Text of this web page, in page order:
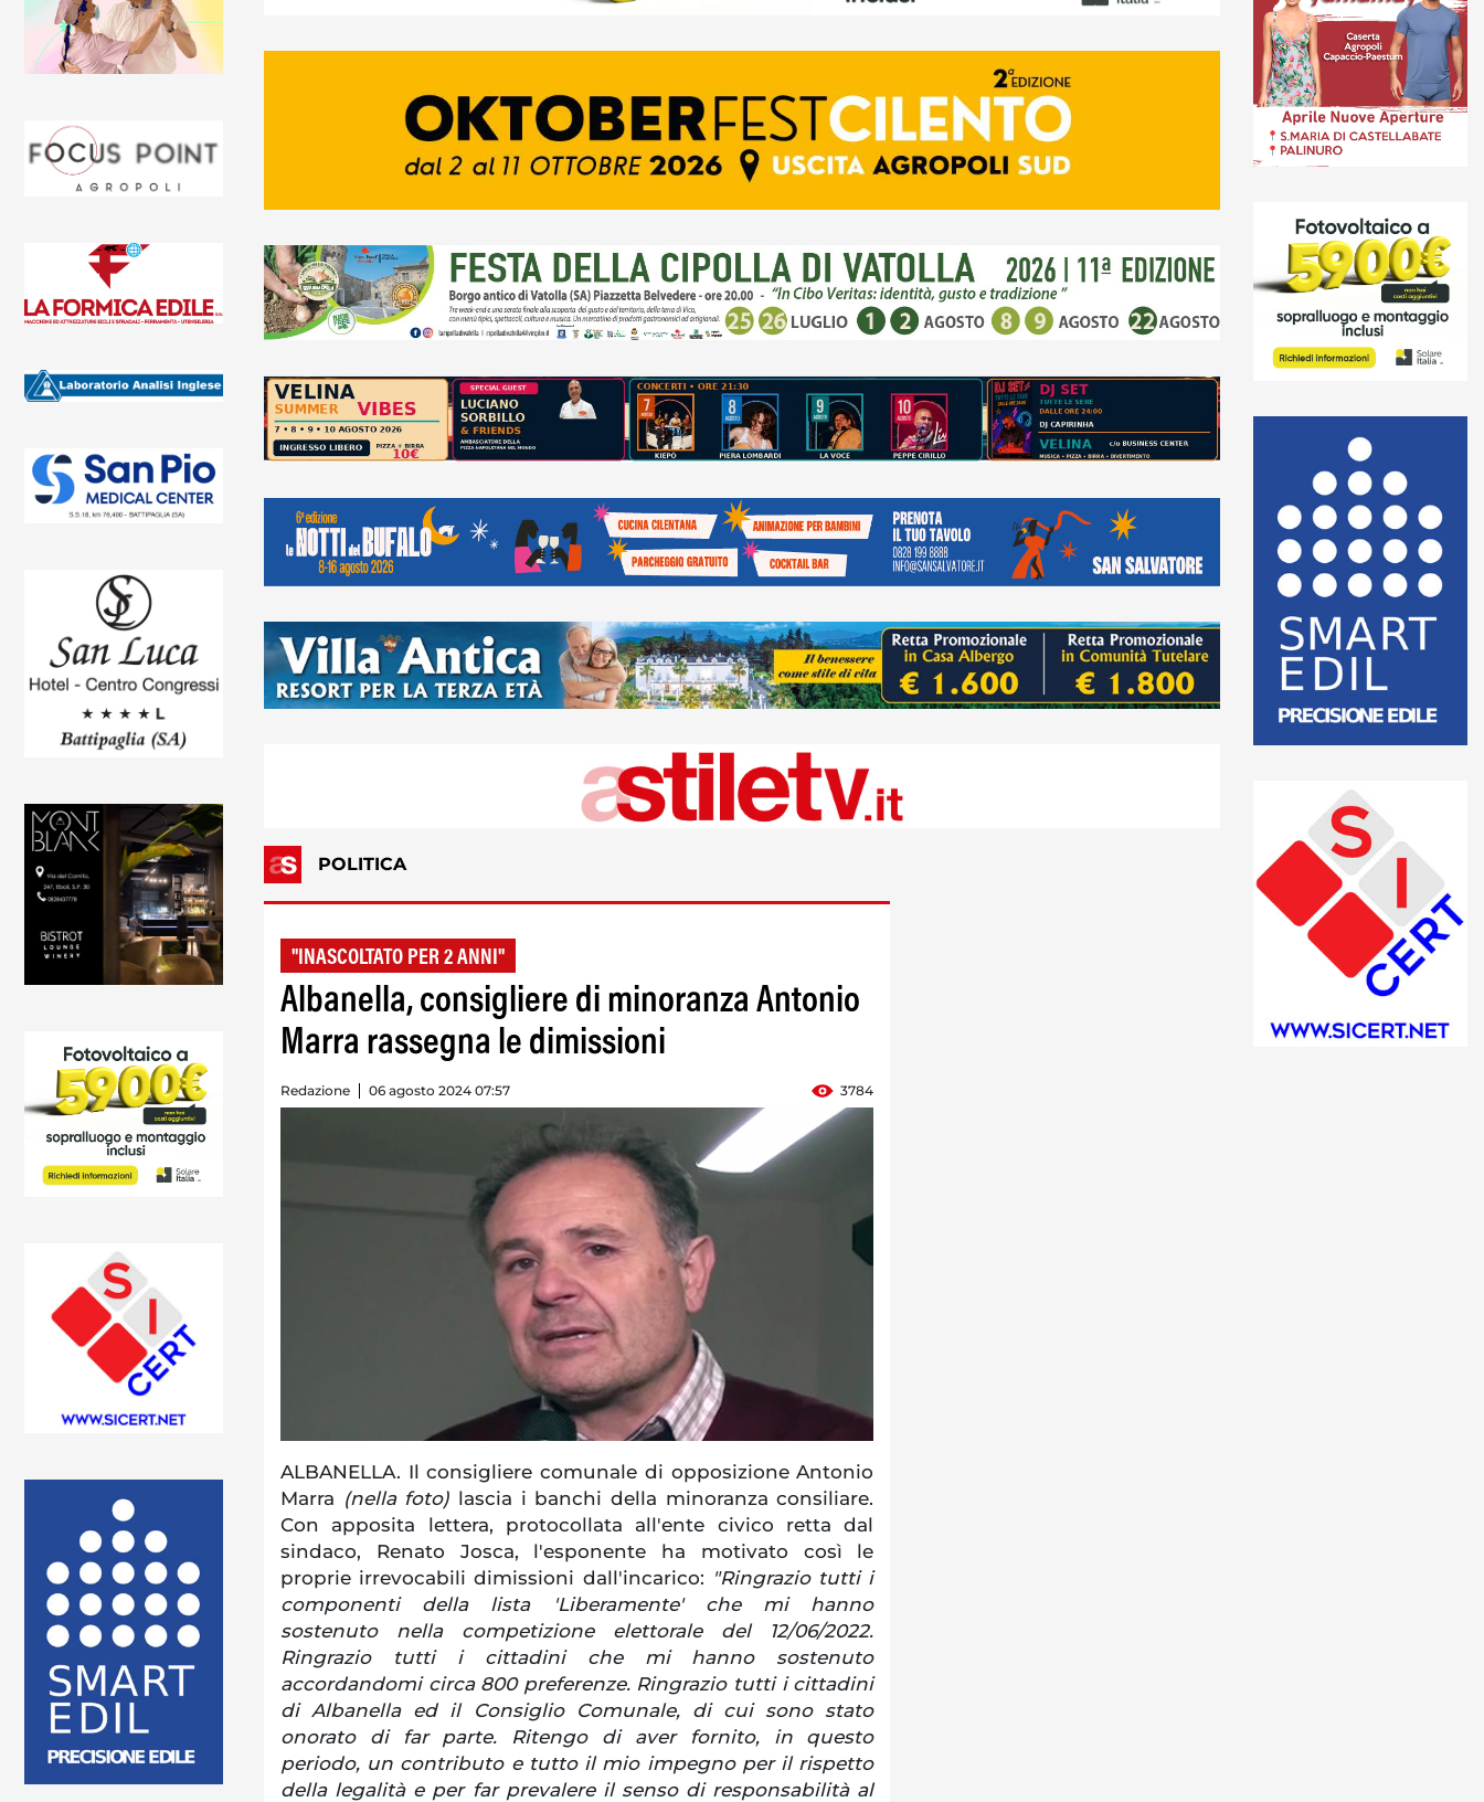
POLITICA
"INASCOLTATO PER 2 ANNI"
Albanella, consigliere di minoranza Antonio
Marra rassegna le dimissioni
Redazione 06 agosto 2024 07:57 3784
ALBANELLA. Il consigliere comunale di opposizione Antonio
Marra (nella foto) lascia i banchi della minoranza consiliare.
Con apposita lettera, protocollata all'ente civico retta dal
sindaco, Renato Josca, l'esponente ha motivato così le
proprie irrevocabili dimissioni dall'incarico: "Ringrazio tutti i
componenti della lista 'Liberamente' che mi hanno
sostenuto nella competizione elettorale del 12/06/2022.
Ringrazio tutti i cittadini che mi hanno sostenuto
accordandomi circa 800 preferenze. Ringrazio tutti i cittadini
di Albanella ed il Consiglio Comunale, di cui sono stato
onorato di far parte. Ritengo di aver fornito, in questo
periodo, un contributo e tutto il mio impegno per il rispetto
della legalità e per far prevalere il senso di responsabilità al